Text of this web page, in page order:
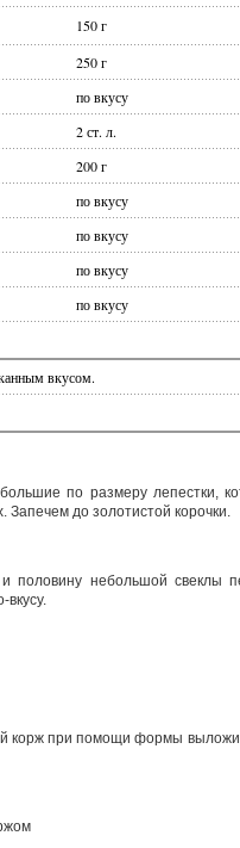
150 г
250 г
по вкусу
2 ст. л.
200 г
по вкусу
по вкусу
по вкусу
по вкусу
вкусом.
по размеру лепестки,
Запечем до золотистой корочки.
половину небольшой свеклы
вкусу.
корж при помощи формы